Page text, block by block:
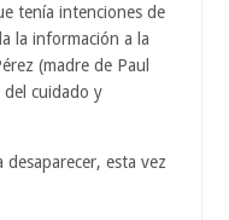
tenía intenciones de
la información a la
(madre de Paul
del cuidado y
desaparecer, esta vez